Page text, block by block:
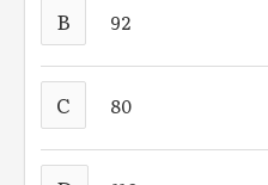
B 92
C 80